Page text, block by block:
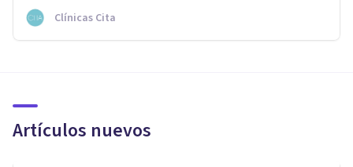
Clínicas Cita
Artículos nuevos